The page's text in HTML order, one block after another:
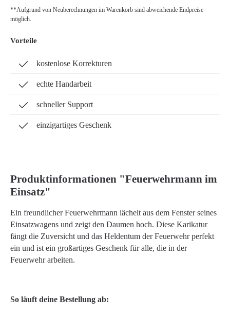
**Aufgrund von Neuberechnungen im Warenkorb sind abweichende Endpreise
möglich.
Vorteile
kostenlose Korrekturen
echte Handarbeit
schneller Support
einzigartiges Geschenk
Produktinformationen "Feuerwehrmann im
Einsatz"
Ein freundlicher Feuerwehrmann lächelt aus dem Fenster seines
Einsatzwagens und zeigt den Daumen hoch. Diese Karikatur
fängt die Zuversicht und das Heldentum der Feuerwehr perfekt
ein und ist ein großartiges Geschenk für alle, die in der
Feuerwehr arbeiten.
So läuft deine Bestellung ab: